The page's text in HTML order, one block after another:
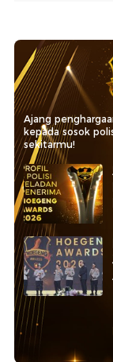
Ajang
kepada sosok
sekitarmu!